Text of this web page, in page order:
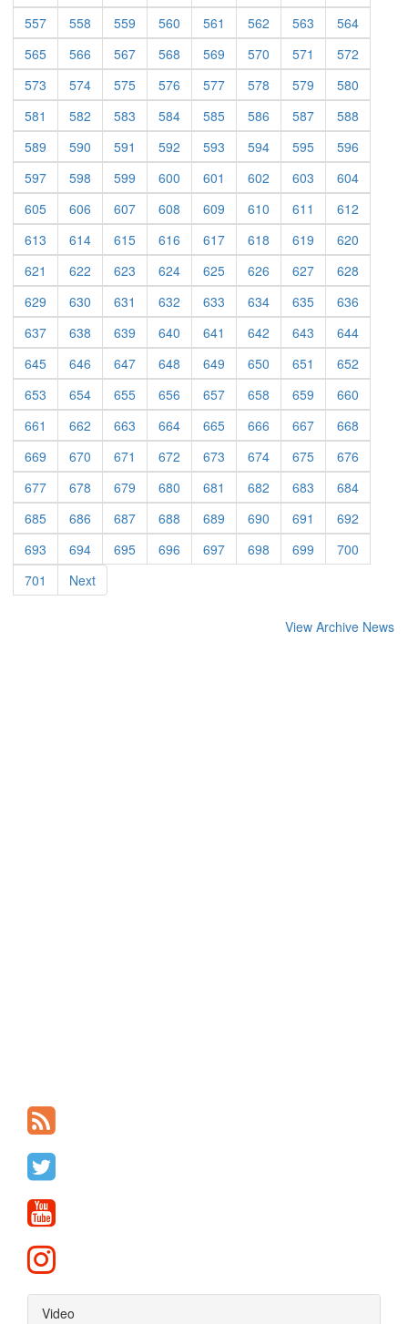
557
558 559 560 561 562 563
564
565
566 567 568 569 570 571
572
573
574 575 576 577 578 579
580
581
582 583 584 585 586 587
588
589
590 591 592 593 594 595
596
597
598 599 600 601 602 603
604
605
606 607 608 609 610 611
612
613
614 615 616 617 618 619
620
621
622 623 624 625 626 627
628
629
630 631 632 633 634 635
636
637
638 639 640 641 642 643
644
645
646 647 648 649 650 651
652
653
654 655 656 657 658 659
660
661
662 663 664 665 666 667
668
669
670 671 672 673 674 675
676
677
678 679 680 681 682 683
684
685
686 687 688 689 690 691
692
693
694 695 696 697 698 699
700
701
Next
View Archive News
Video